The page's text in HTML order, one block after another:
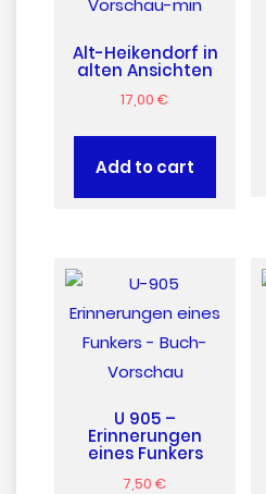
Alt-Heikendorf in
alten Ansichten
17,00€
Add to cart
U 905 –
Erinnerungen
eines Funkers
7,50€